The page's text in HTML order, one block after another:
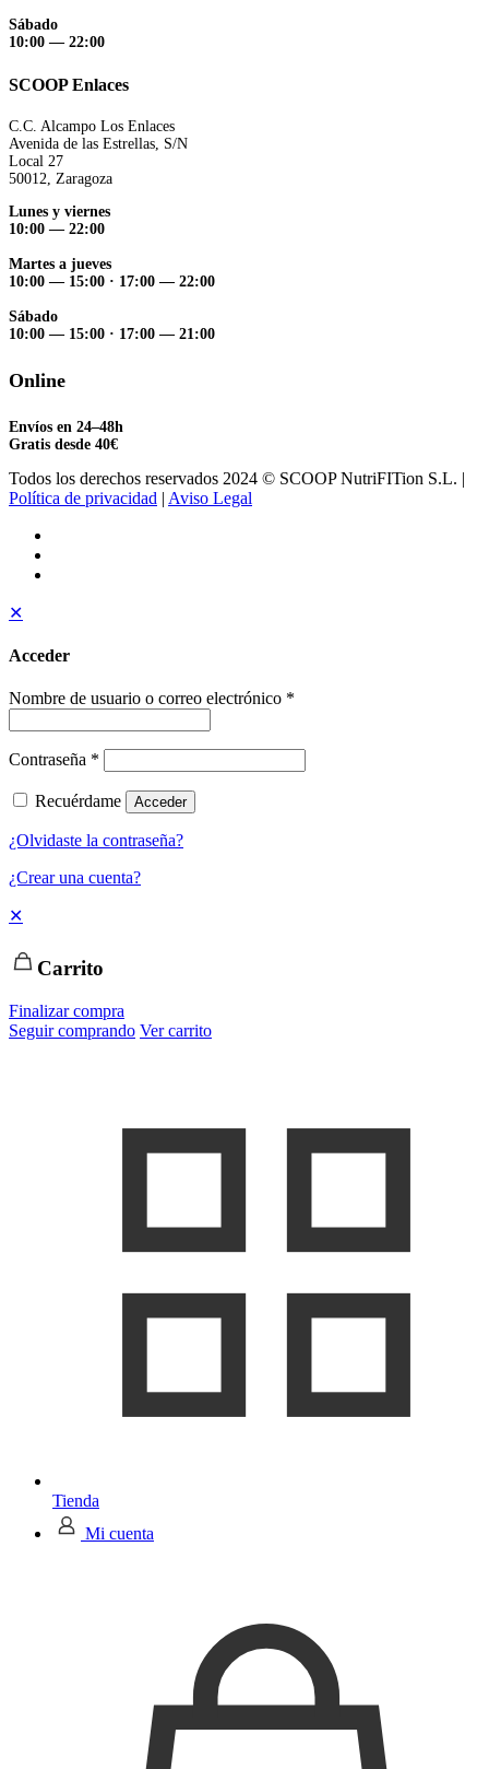
Sábado
10:00 — 22:00
SCOOP Enlaces
C.C. Alcampo Los Enlaces
Avenida de las Estrellas, S/N
Local 27
50012, Zaragoza
Lunes y viernes
10:00 — 22:00
Martes a jueves
10:00 — 15:00 · 17:00 — 22:00
Sábado
10:00 — 15:00 · 17:00 — 21:00
Online
Envíos en 24–48h
Gratis desde 40€
Todos los derechos reservados 2024 © SCOOP NutriFITion S.L. |
Política de privacidad | Aviso Legal
✕
Acceder
Nombre de usuario o correo electrónico *
Contraseña *
Recuérdame Acceder
¿Olvidaste la contraseña?
¿Crear una cuenta?
✕
Carrito
Finalizar compra
Seguir comprando Ver carrito
Tienda
Mi cuenta